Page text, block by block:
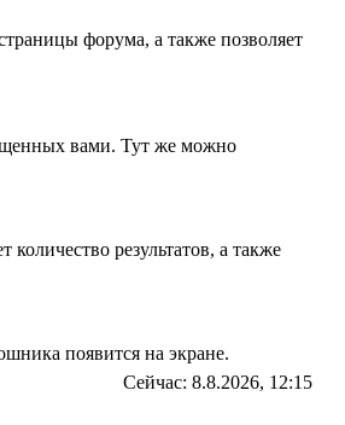
форума, а также позволяет
вами. Тут же можно
результатов, а также
появится на экране.
Сейчас: 8.8.2026, 12:15